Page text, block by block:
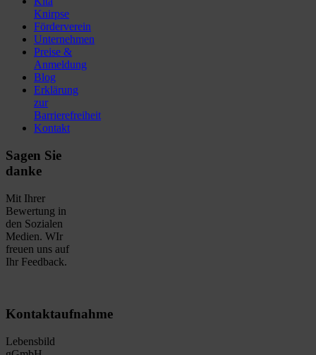
Knirpse
Förderverein
Unternehmen
Preise &
Anmeldung
Blog
Erklärung
zur
Barrierefreiheit
Kontakt
Sagen Sie
danke
Mit Ihrer
Bewertung in
den Sozialen
Medien. WIr
freuen uns auf
Ihr Feedback.
Kontaktaufnahme
Lebensbild